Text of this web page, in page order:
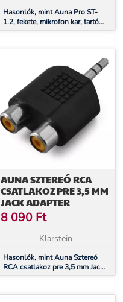
Hasonlók, mint Auna Pro ST-
1.2, fekete, mikrofon kar, tartó
mechanikus rögzítéssel, 1,5 kg,
AUNA SZTEREÓ RCA
CSATLAKOZ PRE 3,5 MM
JACK ADAPTER
8 090 Ft
Klarstein
Hasonlók, mint Auna Sztereó
RCA csatlakoz pre 3,5 mm Jack
adapter